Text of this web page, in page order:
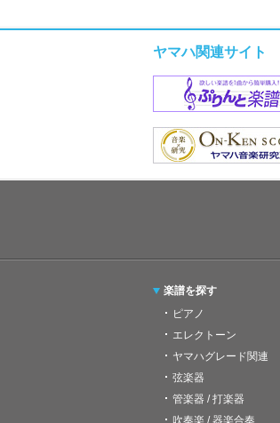
ヤマハ関連サイト
楽譜を探す
ピアノ
エレクトーン
ヤマハグレード関連
弦楽器
管楽器 / 打楽器
吹奏楽 / 器楽合奏